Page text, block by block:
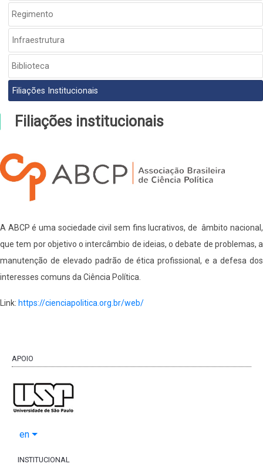
Regimento
Infraestrutura
Biblioteca
Filiações Institucionais
Filiações institucionais
A ABCP é uma sociedade civil sem fins lucrativos, de âmbito nacional,
que tem por objetivo o intercâmbio de ideias, o debate de problemas, a
manutenção de elevado padrão de ética profissional, e a defesa dos
interesses comuns da Ciência Política.
Link: https://cienciapolitica.org.br/web/
APOIO
en
INSTITUCIONAL